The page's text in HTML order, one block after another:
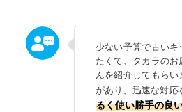
少ない予算で古いキ
たくて、タカラのお
んを紹介してもら
があり、迅速な対
るく使い勝手の良